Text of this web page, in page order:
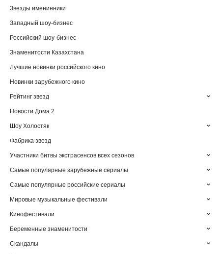
Звезды именинники
Западный шоу-бизнес
Российский шоу-бизнес
Знаменитости Казахстана
Лучшие новинки российского кино
Новинки зарубежного кино
Рейтинг звезд
Новости Дома 2
Шоу Холостяк
Фабрика звезд
Участники битвы экстрасенсов всех сезонов
Самые популярные зарубежные сериалы
Самые популярные российские сериалы
Мировые музыкальные фестивали
Кинофестивали
Беременные знаменитости
Скандалы